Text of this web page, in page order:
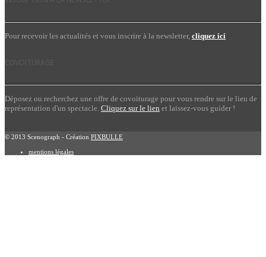
Pour recevoir les actualités et vous inscrire à la newsletter, cliquez ici
Déposez ou recherchez une offre de covoiturage pour vous rendre sur le lieu de
représentation d'un spectacle. Cliquez sur le lien et laissez-vous guider !
© 2013 Scenograph - Création PIXBULLE
mentions légales